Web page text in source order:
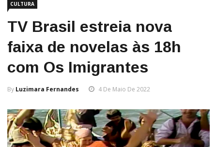
CULTURA
TV Brasil estreia nova
faixa de novelas às 18h
com Os Imigrantes
By Luzimara Fernandes 4 De Maio De 2022